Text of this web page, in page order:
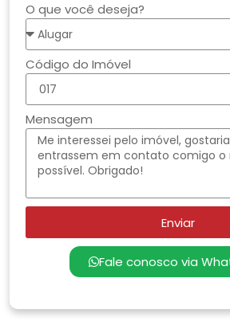
O que você deseja?
Código do Imóvel
Mensagem
Enviar
Fale conosco via